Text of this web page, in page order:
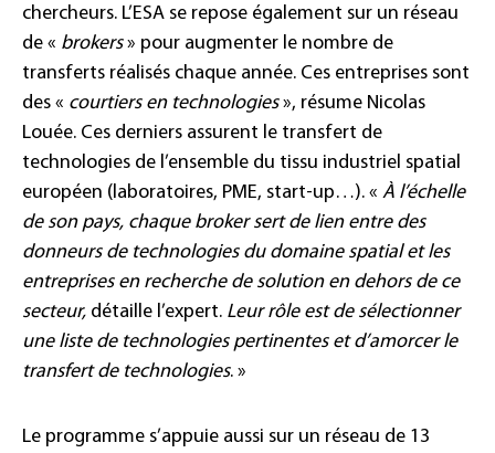
chercheurs. L’ESA se repose également sur un réseau
de « brokers» pour augmenter le nombre de
transferts réalisés chaque année. Ces entreprises sont
des « courtiers en technologies», résume Nicolas
Louée. Ces derniers assurent le transfert de
technologies de l’ensemble du tissu industriel spatial
européen (laboratoires, PME, start-up…). « À l’échelle
de son pays, chaque broker sert de lien entre des
donneurs de technologies du domaine spatial et les
entreprises en recherche de solution en dehors de ce
secteur, détaille l’expert. Leur rôle est de sélectionner
une liste de technologies pertinentes et d’amorcer le
transfert de technologies. »
Le programme s’appuie aussi sur un réseau de 13